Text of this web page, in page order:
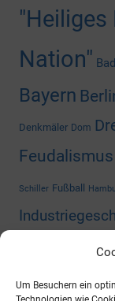
Um Besuchern ein
"Heiliges
Nation"
Bayern
Denkmäler Dom
Feudalismus
Schiller Fußball